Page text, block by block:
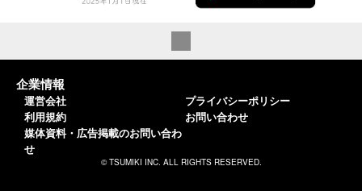
企業情報
運営会社
利用規約
媒体資料・広告掲載のお問い合わ
せ
プライバシーポリシー
お問い合わせ
© TSUMIKI INC. ALL RIGHTS RESERVED.